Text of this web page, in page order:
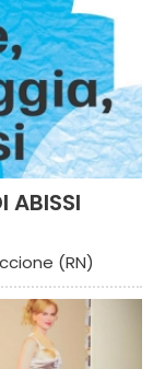
ABISSI
(RN)